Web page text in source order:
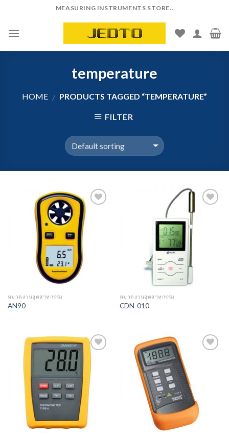
content
MEASURING INSTRUMENTS STORE..
temperature
HOME / PRODUCTS TAGGED “TEMPERATURE”
FILTER
Add to
Wishlist
หมวดงานอุตสาหกรรม
AN90
หมวดงานอุตสาหกรรม
CDN-010
Add to